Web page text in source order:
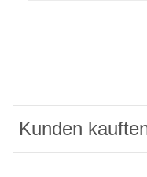
Kunden